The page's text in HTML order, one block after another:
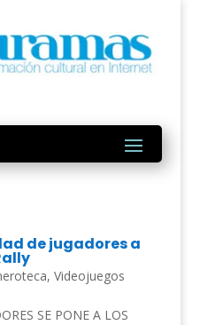
de jugadores a
, Videojuegos
SE PONE A LOS